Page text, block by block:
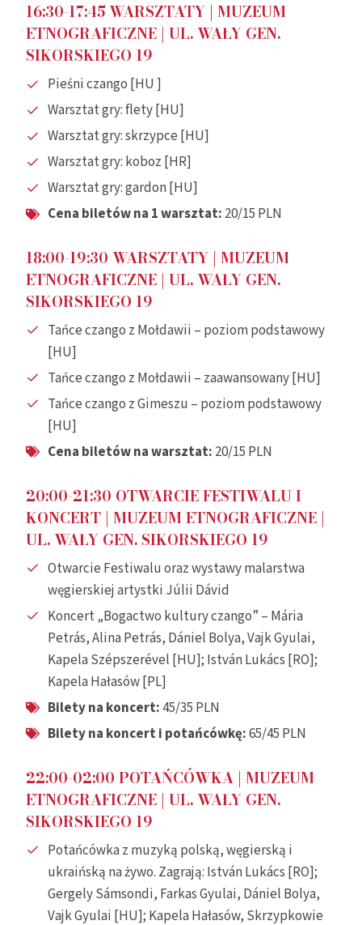
16:30-17:45 WARSZTATY | MUZEUM
ETNOGRAFICZNE | UL. WAŁY GEN.
SIKORSKIEGO 19
Pieśni czango [HU ]
Warsztat gry: flety [HU]
Warsztat gry: skrzypce [HU]
Warsztat gry: koboz [HR]
Warsztat gry: gardon [HU]
Cena biletów na 1 warsztat: 20/15 PLN
18:00-19:30 WARSZTATY | MUZEUM
ETNOGRAFICZNE | UL. WAŁY GEN.
SIKORSKIEGO 19
Tańce czango z Mołdawii – poziom podstawowy
[HU]
Tańce czango z Mołdawii – zaawansowany [HU]
Tańce czango z Gimeszu – poziom podstawowy
[HU]
Cena biletów na warsztat: 20/15 PLN
20:00-21:30 OTWARCIE FESTIWALU I
KONCERT | MUZEUM ETNOGRAFICZNE |
UL. WAŁY GEN. SIKORSKIEGO 19
Otwarcie Festiwalu oraz wystawy malarstwa
węgierskiej artystki Júlii Dávid
Koncert „Bogactwo kultury czango” – Mária
Petrás, Alina Petrás, Dániel Bolya, Vajk Gyulai,
Kapela Szépszerével [HU]; István Lukács [RO];
Kapela Hałasów [PL]
Bilety na koncert:45/35 PLN
Bilety na koncert i potańcówkę:65/45 PLN
22:00-02:00 POTAŃCÓWKA | MUZEUM
ETNOGRAFICZNE | UL. WAŁY GEN.
SIKORSKIEGO 19
Potańcówka z muzyką polską, węgierską i
ukraińską na żywo. Zagrają: István Lukács [RO];
Gergely Sámsondi, Farkas Gyulai, Dániel Bolya,
Vajk Gyulai [HU]; Kapela Hałasów, Skrzypkowie